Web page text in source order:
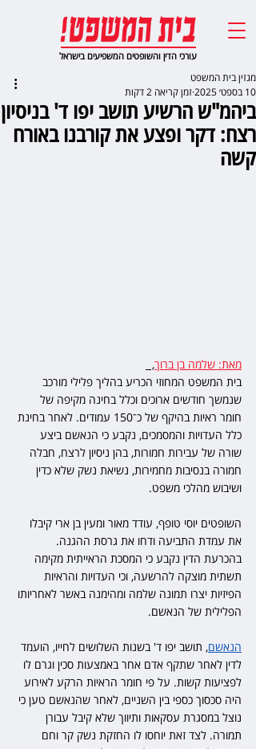
עורכי הדין והשופטים המשפיעים בישראל
ביהמ"ש הרשיע תושב יפו ד' בניסיון
רצח: דקר ופצע את קורבנו באורח
קשה
מגזין בית המשפט
10 בספט׳ 2025
זמן קריאה 2 דקות
מאת: שלמה בן ברוך,
בית המשפט המחוזי הכריע בהליך פלילי מורכב
שנמשך חודשים ארוכים וכלל בחינה מקיפה של
חומר ראיות בהיקף של כ־150 עמודים. לאחר בחינת
כלל העדויות והמסמכים, נקבע כי הנאשם ביצע
שורה של עבירות חמורות, בהן ניסיון לרצח, חבלה
חמורה בנסיבות מחמירות, נשיאת נשק שלא כדין
ושיבוש מהלכי משפט.
השופטים יוסי טופף, עודד מאור ומעין בן ארי קיבלו
את עמדת התביעה ודחו את גרסת ההגנה.
בהכרעת הדין נקבע כי המסכת הראייתית מקימה
תשתית מוצקה להרשעה, וכי העדויות והראיות
הפיזיות יצרו תמונה שלמה ומהימנה באשר לאחריותו
הפלילית של הנאשם.
הנאשם, תושב יפו ד' בשנות השלושים לחייו, הועמד
לדין לאחר שתקף אדם אחר באמצעות סכין וגרם לו
לפציעות קשות. על פי חומר הראיות הרקע לאירוע
היה סכסוך כספי בין השניים, לאחר שהנאשם טען כי
נוצל במסגרת עסקאות ותיווך שלא קיבל עבורן
תמורה. לצד זאת יוחסו לו החזקת נשק קר וחם